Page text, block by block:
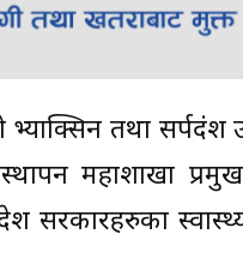
भ्याक्सिन तथा
महाशाखा